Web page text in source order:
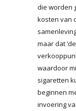
die worden
kosten van
maar dat
waardoor
sigaretten
beginnen
invoering